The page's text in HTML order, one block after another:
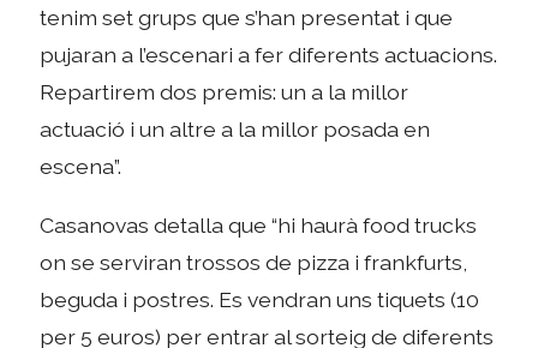
tenim set grups que s’han presentat i que
pujaran a l’escenari a fer diferents actuacions.
Repartirem dos premis: un a la millor
actuació i un altre a la millor posada en
escena”.
Casanovas detalla que “hi haurà food trucks
on se serviran trossos de pizza i frankfurts,
beguda i postres. Es vendran uns tiquets (10
per 5 euros) per entrar al sorteig de diferents